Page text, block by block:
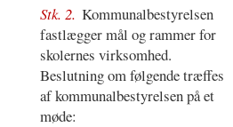
Stk. 2. Kommunalbestyrelsen
fastlægger mål og rammer for
skolernes virksomhed.
Beslutning om følgende træffes
af kommunalbestyrelsen på et
møde: